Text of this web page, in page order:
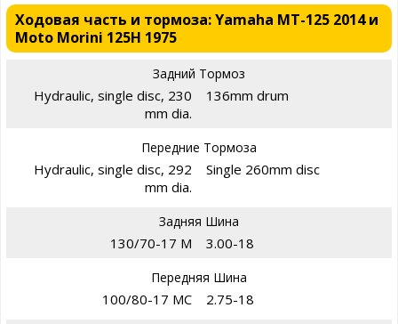
Ходовая часть и тормоза: Yamaha MT-125 2014 и
Moto Morini 125H 1975
Задний Тормоз
Hydraulic, single disc, 230
mm dia.
136mm drum
Передние Тормоза
Hydraulic, single disc, 292
mm dia.
Single 260mm disc
Задняя Шина
130/70-17 M 3.00-18
Передняя Шина
100/80-17 MC 2.75-18